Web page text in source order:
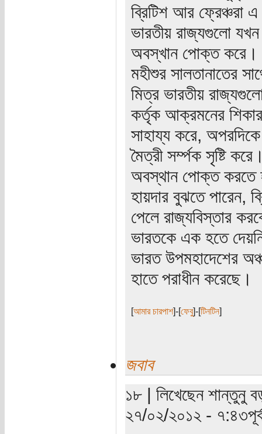
ব্রিটিশ আর ফ্রেঞ্চরা
ভারতীয় রাজ্যগুলো যখন
অবস্খান পোক্ত করে।
মহীশুর সালতানাতের
মিত্র ভারতীয়
কর্তৃক আক্রমনের
সাহায্য করে, অপরদিকে
মৈত্রী সর্ম্পক সৃষ্টি
অবস্থান পোক্ত করতে
হায়দার বুঝতে পারেন,
পেলে রাজ্যবিস্তার
ভারতকে এক হতে
ভারত উপমহাদেশের
হাতে পরাধীন করেছে।
আমার চারপাশ]-[ ফেবু]-[ টিনটিন]
জবাব
১৮ | লিখেছেন শান্তুনু
২৭/০২/২০১২ -